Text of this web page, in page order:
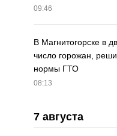
09:46
В Магнитогорске в
число горожан,
нормы ГТО
08:13
7 августа